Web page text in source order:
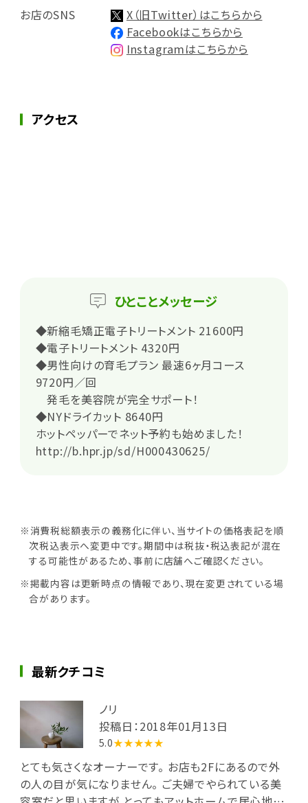
お店のSNS
X（旧Twitter）はこちらから
Facebookはこちらから
Instagramはこちらから
アクセス
ひとことメッセージ
◆新縮毛矯正電子トリートメント 21600円
◆電子トリートメント 4320円
◆男性向けの育毛プラン 最速6ヶ月コース
9720円／回
発毛を美容院が完全サポート！
◆NYドライカット 8640円
ホットペッパーでネット予約も始めました！
http://b.hpr.jp/sd/H000430625/
※消費税総額表示の義務化に伴い、当サイトの価格表記を順
次税込表示へ変更中です。期間中は税抜・税込表記が混在
する可能性があるため、事前に店舗へご確認ください。
※掲載内容は更新時点の情報であり、現在変更されている場
合があります。
最新クチコミ
ノリ
投稿日：2018年01月13日
5.0★★★★★
とても気さくなオーナーです。 お店も2Fにあるので外
の人の目が気になりません。 ご夫婦でやられている美